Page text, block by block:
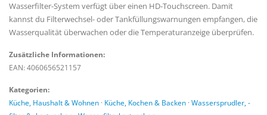
Wasserfilter-System verfügt über einen HD-Touchscreen. Damit
kannst du Filterwechsel- oder Tankfüllungswarnungen empfangen, die
Wasserqualität überwachen oder die Temperaturanzeige überprüfen.
Zusätzliche Informationen:
EAN: 4060656521157
Kategorien:
Küche, Haushalt & Wohnen · Küche, Kochen & Backen · Wassersprudler, -